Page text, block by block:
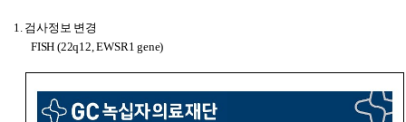
1. 검사정보 변경
FISH (22q12,EWSR1gene)